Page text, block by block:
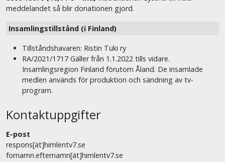
meddelandet så blir donationen gjord.
Insamlingstillstånd (i Finland)
Tillståndshavaren: Ristin Tuki ry
RA/2021/1717 Gäller från 1.1.2022 tills vidare.
Insamlingsregion Finland förutom Åland. De insamlade
medlen används för produktion och sändning av tv-
program.
Kontaktuppgifter
E-post
respons[ät]himlentv7.se
fornamn.efternamn[ät]himlentv7.se